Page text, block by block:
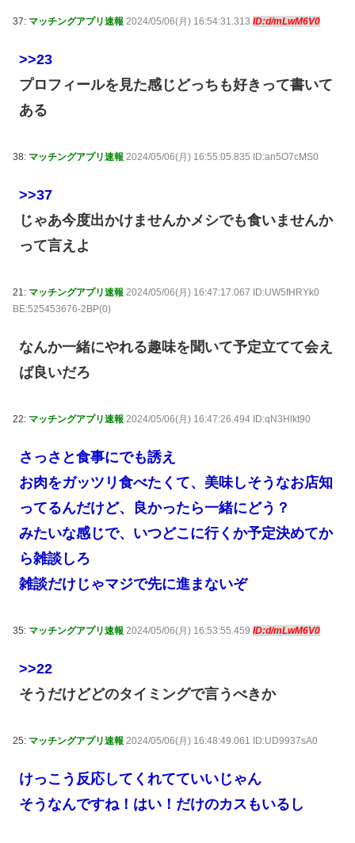
37: マッチングアプリ速報 2024/05/06(月) 16:54:31.313 ID:d/mLwM6V0
>>23
プロフィールを見た感じどっちも好きって書いて
ある
38: マッチングアプリ速報 2024/05/06(月) 16:55:05.835 ID:an5O7cMS0
>>37
じゃあ今度出かけませんかメシでも食いませんか
って言えよ
21: マッチングアプリ速報 2024/05/06(月) 16:47:17.067 ID:UW5fHRYk0
BE:525453676-2BP(0)
なんか一緒にやれる趣味を聞いて予定立てて会え
ば良いだろ
22: マッチングアプリ速報 2024/05/06(月) 16:47:26.494 ID:qN3Hlkt90
さっさと食事にでも誘え
お肉をガッツリ食べたくて、美味しそうなお店知
ってるんだけど、良かったら一緒にどう？
みたいな感じで、いつどこに行くか予定決めてか
ら雑談しろ
雑談だけじゃマジで先に進まないぞ
35: マッチングアプリ速報 2024/05/06(月) 16:53:55.459 ID:d/mLwM6V0
>>22
そうだけどどのタイミングで言うべきか
25: マッチングアプリ速報 2024/05/06(月) 16:48:49.061 ID:UD9937sA0
けっこう反応してくれてていいじゃん
そうなんですね！はい！だけのカスもいるし